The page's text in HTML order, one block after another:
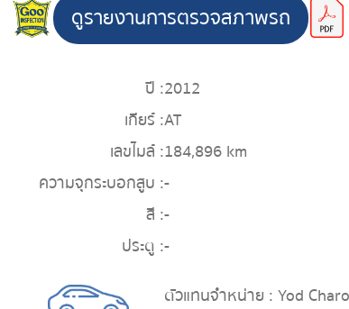
ดูรายงานการตรวจสภาพรถ
ปี :2012
เกียร์ :AT
เลขไมล์ :184,896 km
ความจุกระบอกสูบ :-
สี :-
ประตู :-
ตัวแทนจำหน่าย : Yod